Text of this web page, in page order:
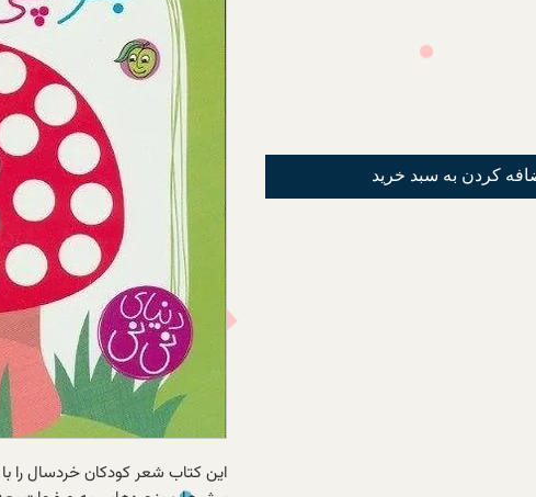
این کتاب شعر کودکان خردسال را
کردن به سبد خرید